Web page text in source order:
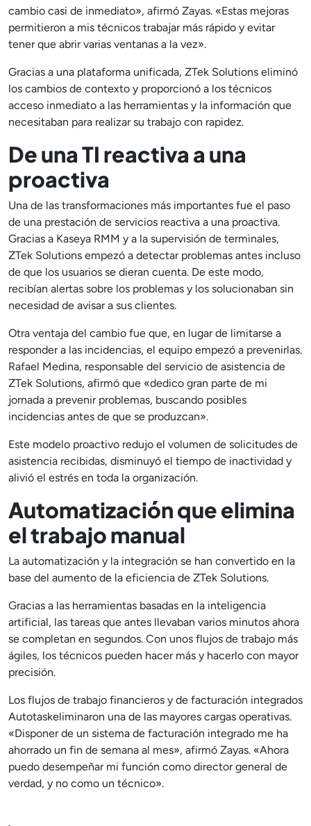
cambio casi de inmediato», afirmó Zayas. «Estas mejoras
permitieron a mis técnicos trabajar más rápido y evitar
tener que abrir varias ventanas a la vez».
Gracias a una plataforma unificada, ZTek Solutions eliminó
los cambios de contexto y proporcionó a los técnicos
acceso inmediato a las herramientas y la información que
necesitaban para realizar su trabajo con rapidez.
De una TI reactiva a una
proactiva
Una de las transformaciones más importantes fue el paso
de una prestación de servicios reactiva a una proactiva.
Gracias a Kaseya RMM y a la supervisión de terminales,
ZTek Solutions empezó a detectar problemas antes incluso
de que los usuarios se dieran cuenta. De este modo,
recibían alertas sobre los problemas y los solucionaban sin
necesidad de avisar a sus clientes.
Otra ventaja del cambio fue que, en lugar de limitarse a
responder a las incidencias, el equipo empezó a prevenirlas.
Rafael Medina, responsable del servicio de asistencia de
ZTek Solutions, afirmó que «dedico gran parte de mi
jornada a prevenir problemas, buscando posibles
incidencias antes de que se produzcan».
Este modelo proactivo redujo el volumen de solicitudes de
asistencia recibidas, disminuyó el tiempo de inactividad y
alivió el estrés en toda la organización.
Automatización que elimina
el trabajo manual
La automatización y la integración se han convertido en la
base del aumento de la eficiencia de ZTek Solutions.
Gracias a las herramientas basadas en la inteligencia
artificial, las tareas que antes llevaban varios minutos ahora
se completan en segundos. Con unos flujos de trabajo más
ágiles, los técnicos pueden hacer más y hacerlo con mayor
precisión.
Los flujos de trabajo financieros y de facturación integrados
Autotaskeliminaron una de las mayores cargas operativas.
«Disponer de un sistema de facturación integrado me ha
ahorrado un fin de semana al mes», afirmó Zayas. «Ahora
puedo desempeñar mi función como director general de
verdad, y no como un técnico».